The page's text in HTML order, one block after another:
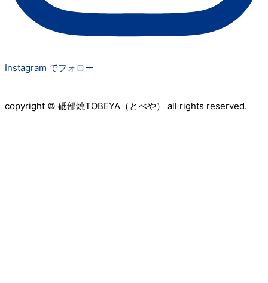
Instagram でフォロー
copyright © 砥部焼TOBEYA（とべや） all rights reserved.